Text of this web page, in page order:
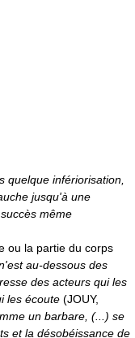
quelque infériorisation,
jusqu'à une
même
ou la partie du corps
au-dessous des
des acteurs qui les
les écoute (JOUY,
un barbare, (...) se
et la désobéissance de